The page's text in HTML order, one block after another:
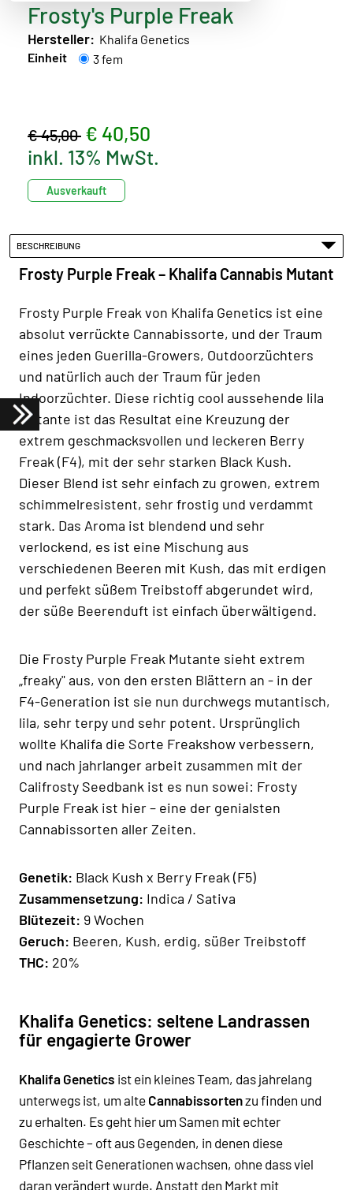
Frosty's Purple Freak
Hersteller: Khalifa Genetics
Einheit
3 fem
€ 45,00 € 40,50
inkl. 13% MwSt.
Ausverkauft
BESCHREIBUNG
Frosty Purple Freak – Khalifa Cannabis Mutant
Frosty Purple Freak von Khalifa Genetics ist eine
absolut verrückte Cannabissorte, und der Traum
eines jeden Guerilla-Growers, Outdoorzüchters
und natürlich auch der Traum für jeden
Indoorzüchter. Diese richtig cool aussehende lila
Mutante ist das Resultat eine Kreuzung der
extrem geschmacksvollen und leckeren Berry
Freak (F4), mit der sehr starken Black Kush.
Dieser Blend ist sehr einfach zu growen, extrem
schimmelresistent, sehr frostig und verdammt
stark. Das Aroma ist blendend und sehr
verlockend, es ist eine Mischung aus
verschiedenen Beeren mit Kush, das mit erdigen
und perfekt süßem Treibstoff abgerundet wird,
der süße Beerenduft ist einfach überwältigend.
Die Frosty Purple Freak Mutante sieht extrem
„freaky" aus, von den ersten Blättern an - in der
F4-Generation ist sie nun durchwegs mutantisch,
lila, sehr terpy und sehr potent. Ursprünglich
wollte Khalifa die Sorte Freakshow verbessern,
und nach jahrlanger arbeit zusammen mit der
Califrosty Seedbank ist es nun sowei: Frosty
Purple Freak ist hier – eine der genialsten
Cannabissorten aller Zeiten.
Genetik: Black Kush x Berry Freak (F5)
Zusammensetzung: Indica / Sativa
Blütezeit: 9 Wochen
Geruch: Beeren, Kush, erdig, süßer Treibstoff
THC: 20%
Khalifa Genetics: seltene Landrassen
für engagierte Grower
Khalifa Genetics ist ein kleines Team, das jahrelang
unterwegs ist, um alte Cannabissortenzu finden und
zu erhalten. Es geht hier um Samen mit echter
Geschichte – oft aus Gegenden, in denen diese
Pflanzen seit Generationen wachsen, ohne dass viel
daran verändert wurde. Anstatt den Markt mit